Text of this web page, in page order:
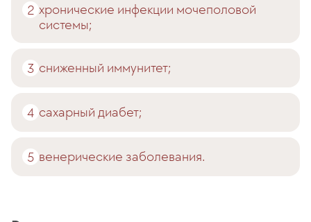
хронические инфекции мочеполовой
системы;
сниженный иммунитет;
сахарный диабет;
венерические заболевания.